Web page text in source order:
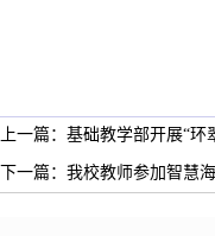
上一篇：基础教学部开展“
下一篇：我校教师参加智慧